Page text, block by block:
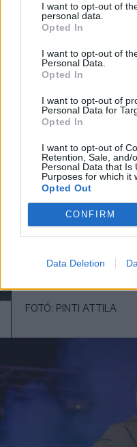
I want to opt-out of
personal data.
Opted In
I want to opt-out of
Personal Data.
Opted In
I want to opt-out of
Personal Data for
Opted In
I want to opt-out of
Retention, Sale, and/
Personal Data that Is
Purposes for which it
Opted Out
CONFIRM
Data Deletion
FOTÓ: PINTI ATTILA
FOTÓ: PINTI ATTILA